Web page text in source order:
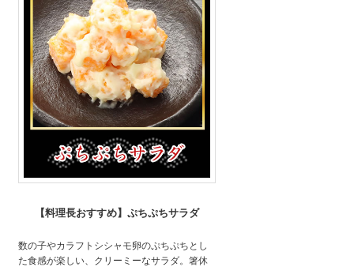
【料理長おすすめ】ぷちぷちサラダ
数の子やカラフトシシャモ卵のぷちぷちとし
た食感が楽しい、クリーミーなサラダ。箸休